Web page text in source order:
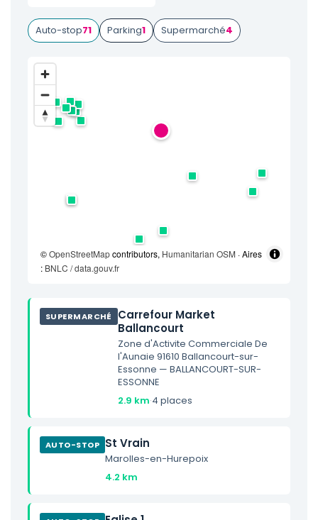
Auto-stop71 Parking1 Supermarché4
©OpenStreetMapcontributors, Humanitarian OSM · Aires
: BNLC / data.gouv.fr
SUPERMARCHÉ
Carrefour Market
Ballancourt
Zone d'Activite Commerciale De
l'Aunaie 91610 Ballancourt-sur-
Essonne — BALLANCOURT-SUR-
ESSONNE
2.9 km·4 places
AUTO-STOP St Vrain
Marolles-en-Hurepoix
4.2 km